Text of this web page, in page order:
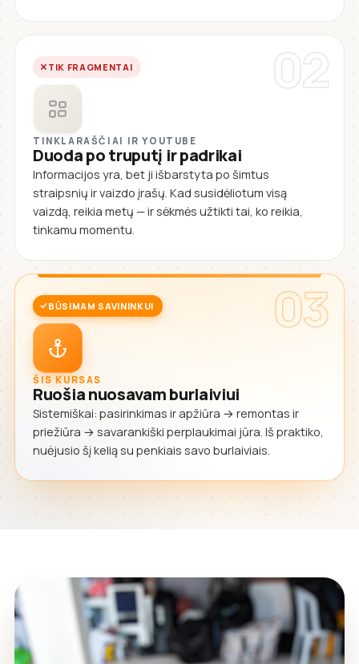
02
TIK FRAGMENTAI
TINKLARAŠČIAI IR YOUTUBE
Duoda po truputį ir padrikai
Informacijos yra, bet ji išbarstyta po šimtus
straipsnių ir vaizdo įrašų. Kad susidėliotum visą
vaizdą, reikia metų — ir sėkmės užtikti tai, ko reikia,
tinkamu momentu.
03
BŪSIMAM SAVININKUI
ŠIS KURSAS
Ruošia nuosavam burlaiviui
Sistemiškai: pasirinkimas ir apžiūra → remontas ir
priežiūra → savarankiški perplaukimai jūra. Iš praktiko,
nuėjusio šį kelią su penkiais savo burlaiviais.